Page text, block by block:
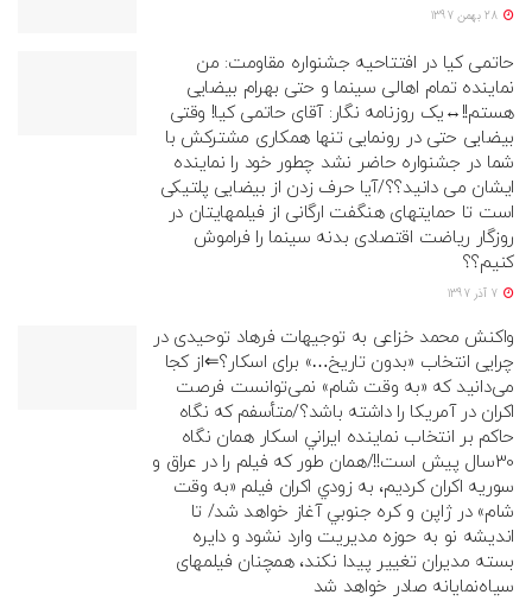
حاتمی کیا در افتتاحیه جشنواره مقاومت: من
نماینده تمام اهالی سینما و حتی بهرام بیضایی
هستم!!↔یک روزنامه نگار: آقای حاتمی کیا! وقتی
بیضایی حتی در رونمایی تنها همکاری مشترکش با
شما در جشنواره حاضر نشد چطور خود را نماینده
ایشان می دانید؟؟/آیا حرف زدن از بیضایی پلتیکی
است تا حمایتهای هنگفت ارگانی از فیلمهایتان در
روزگار ریاضت اقتصادی بدنه سینما را فراموش
کنیم؟؟
واکنش محمد خزاعی به توجیهات فرهاد توحیدی در
چرایی انتخاب «بدون تاریخ…» برای اسکار؟⇐از کجا
می‌دانید که «به وقت شام» نمی‌توانست فرصت
اکران در آمریکا را داشته باشد؟/متأسفم که نگاه
حاكم بر انتخاب نماينده ايراني اسكار همان نگاه
30سال پيش است!!/همان طور که فیلم را در عراق و
سوریه اکران کردیم، به زودي اكران فيلم «به وقت
شام» در ژاپن و كره جنوبي آغاز خواهد شد/ تا
انديشه نو به حوزه مديريت وارد نشود و دايره
بسته مديران تغيير پيدا نكند، همچنان فیلمهای
سیاه‌نمایانه صادر خواهد شد